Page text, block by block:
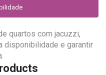
quartos com jacuzzi,
disponibilidade e garantir